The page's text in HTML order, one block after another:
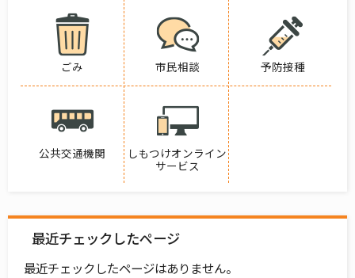
ごみ 市民相談 予防接種
公共交通機関
しもつけオンライン
サービス
最近チェックしたページ
最近チェックしたページはありません。